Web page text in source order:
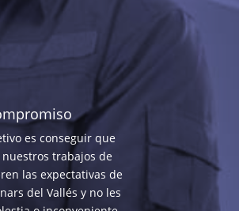
es conseguir que
trabajos de
las expectativas de
del Vallés y no les